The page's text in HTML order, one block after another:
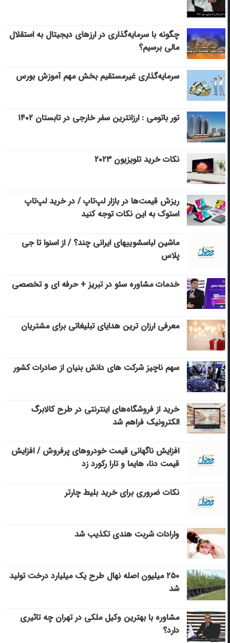
چگونه با سرمایه‌گذاری در ارزهای دیجیتال به استقلال
مالی برسیم؟
سرمایه‌گذاری غیرمستقیم بخش مهم آموزش بورس
تور باتومی : ارزانترین سفر خارجی در تابستان ۱۴۰۲
نکات خرید تلویزیون ۲۰۲۳
ریزش قیمت‌ها در بازار لپ‌تاپ / در خرید لپ‌تاپ
استوک به این نکات توجه کنید
ماشین لباسشویی‎های ایرانی چند؟ / از اسنوا تا جی
پلاس
خدمات مشاوره سئو در تبریز + حرفه ای و تخصصی
معرفی ارزان ترین هدایای تبلیغاتی برای مشتریان
سهم ناچیز شرکت های دانش بنیان از صادرات کشور
خرید از فروشگاه‌های اینترنتی در طرح کالابرگ
الکترونیک فراهم شد
افزایش ناگهانی قیمت خودروهای پرفروش / افزایش
قیمت دنا، هایما و تارا رکورد زد
نکات ضروری برای خرید بلیط چارتر
وارادات شربت هندی تکذیب شد
۲۵۰ میلیون اصله نهال طرح یک میلیارد درخت تولید
شد
مشاوره با بهترین وکیل ملکی در تهران چه تاثیری
دارد؟